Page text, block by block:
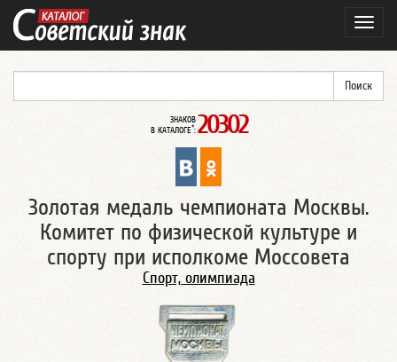
ЗНАКОВ
В КАТАЛОГЕ*: 20302
Золотая медаль чемпионата Москвы.
Комитет по физической культуре и
спорту при исполкоме Моссовета
Спорт, олимпиада